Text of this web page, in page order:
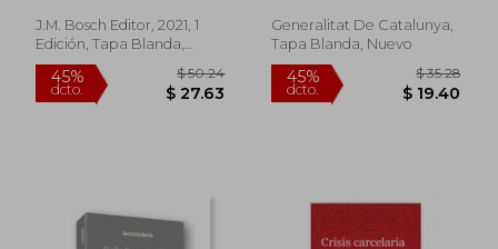
Electrónica: 4
(Coleção
Penal e Política
Criminal)
J.M. Bosch Editor, 2021, 1
Edición, Tapa Blanda,
Nuevo
Catalán)
Generalitat De Catalunya,
Tapa Blanda, Nuevo